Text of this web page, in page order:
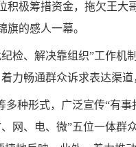
极筹措资金，拖欠王
的感人一幕。
检、解决靠组织”工作机
力畅通群众诉求表达渠
种形式，广泛宣传“有
网、电、微”五位一体